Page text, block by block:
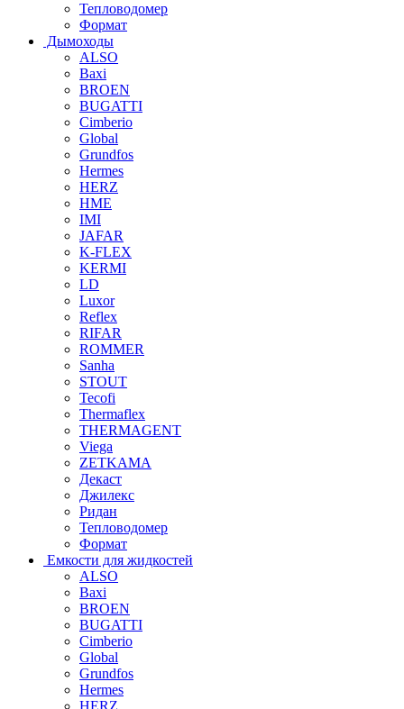
Тепловодомер
Формат
Дымоходы
ALSO
Baxi
BROEN
BUGATTI
Cimberio
Global
Grundfos
Hermes
HERZ
HME
IMI
JAFAR
K-FLEX
KERMI
LD
Luxor
Reflex
RIFAR
ROMMER
Sanha
STOUT
Tecofi
Thermaflex
THERMAGENT
Viega
ZETKAMA
Декаст
Джилекс
Ридан
Тепловодомер
Формат
Емкости для жидкостей
ALSO
Baxi
BROEN
BUGATTI
Cimberio
Global
Grundfos
Hermes
HERZ